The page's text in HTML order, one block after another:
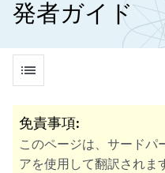
発者ガイド
list
免責事項:
このページは、サードパ
アを使用して翻訳されま